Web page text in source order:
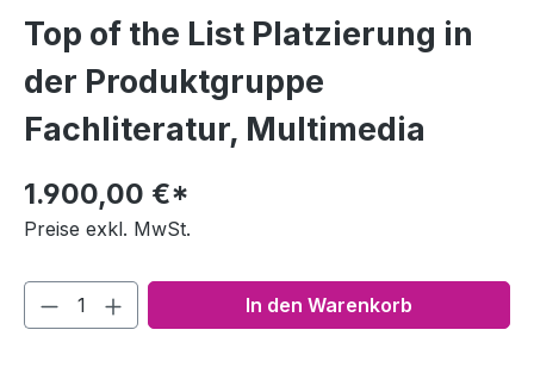
Top of the List Platzierung in
der Produktgruppe
Fachliteratur, Multimedia
1.900,00 €*
Preise exkl. MwSt.
In den Warenkorb